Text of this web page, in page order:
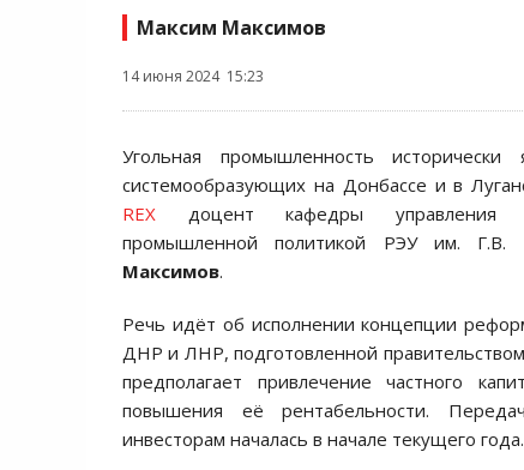
Максим Максимов
14 июня 2024 15:23
Угольная промышленность
системообразующих на Донбассе и в
REX доцент кафедры управления
промышленной политикой РЭУ им. Г.В.
Максимов.
Речь идёт об исполнении концепции
ДНР и ЛНР, подготовленной
предполагает привлечение частного
повышения её рентабельности.
инвесторам началась в начале текущего года.